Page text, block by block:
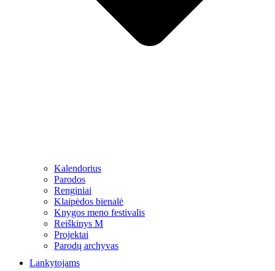
Kalendorius
Parodos
Renginiai
Klaipėdos bienalė
Knygos meno festivalis
Reiškinys M
Projektai
Parodų archyvas
Lankytojams